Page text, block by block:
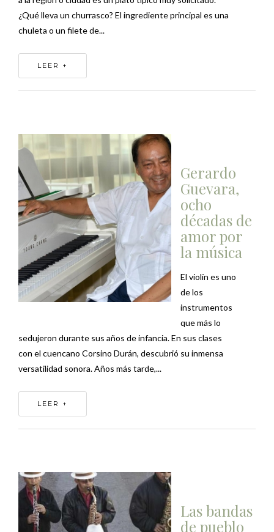
¿Qué lleva un churrasco? El ingrediente principal es una
chuleta o un filete de...
LEER +
Gerardo
Guevara,
ocho
décadas de
amor por
la música
El violín es uno
de los
instrumentos
que más lo
sedujeron durante sus años de infancia. En sus clases
con el cuencano Corsino Durán, descubrió su inmensa
versatilidad sonora. Años más tarde,...
LEER +
Las bandas
de pueblo